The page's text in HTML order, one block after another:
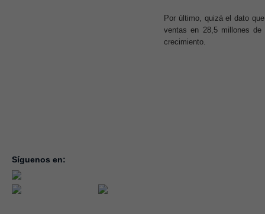
Por último, quizá el dato
ventas en 28,5 millones
crecimiento.
Síguenos en: